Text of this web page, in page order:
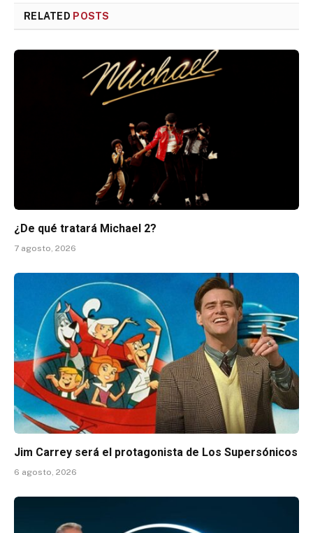
RELATED POSTS
¿De qué tratará Michael 2?
7 agosto, 2026
Jim Carrey será el protagonista de Los Supersónicos
6 agosto, 2026